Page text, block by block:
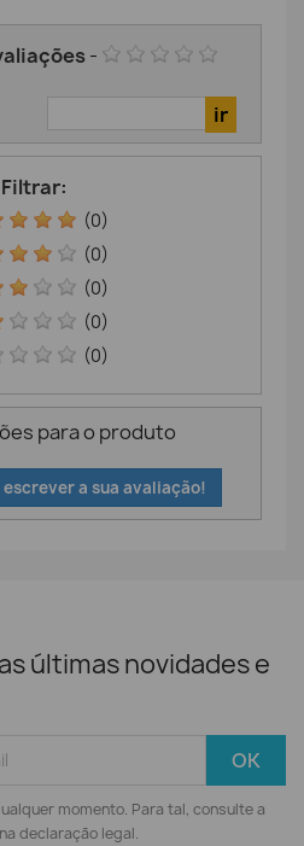
-
Filtrar:
(0)
(0)
(0)
(0)
(0)
para o produto
a sua avaliação!
últimas novidades e
momento. Para tal, consulte a
declaração legal.